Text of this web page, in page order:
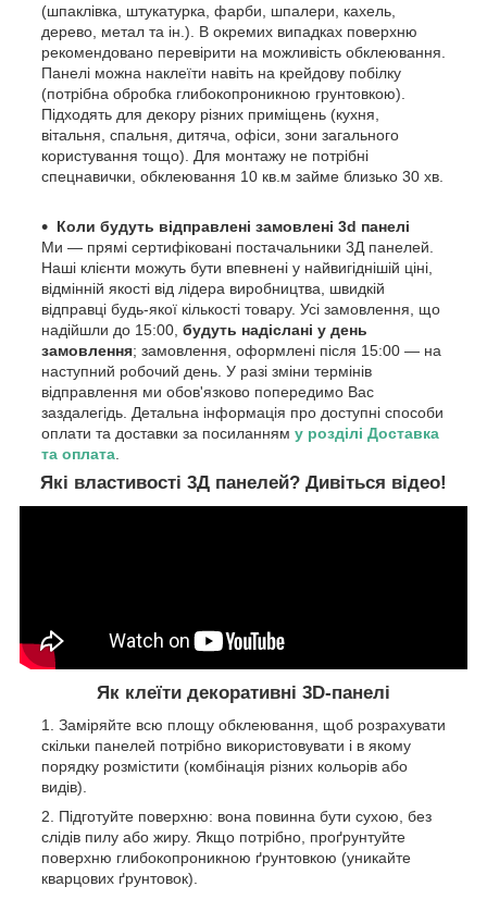
(шпаклівка, штукатурка, фарби, шпалери, кахель,
дерево, метал та ін.). В окремих випадках поверхню
рекомендовано перевірити на можливість обклеювання.
Панелі можна наклеїти навіть на крейдову побілку
(потрібна обробка глибокопроникною грунтовкою).
Підходять для декору різних приміщень (кухня,
вітальня, спальня, дитяча, офіси, зони загального
користування тощо). Для монтажу не потрібні
спецнавички, обклеювання 10 кв.м займе близько 30 хв.
Коли будуть відправлені замовлені 3d панелі
Ми — прямі сертифіковані постачальники 3Д панелей.
Наші клієнти можуть бути впевнені у найвигіднішій ціні,
відмінній якості від лідера виробництва, швидкій
відправці будь-якої кількості товару. Усі замовлення, що
надійшли до 15:00, будуть надіслані у день
замовлення; замовлення, оформлені після 15:00 — на
наступний робочий день. У разі зміни термінів
відправлення ми обов'язково попередимо Вас
заздалегідь. Детальна інформація про доступні способи
оплати та доставки за посиланням у розділі Доставка
та оплата
Які властивості 3Д панелей? Дивіться відео!
Як клеїти декоративні 3D-панелі
Заміряйте всю площу обклеювання, щоб розрахувати
скільки панелей потрібно використовувати і в якому
порядку розмістити (комбінація різних кольорів або
видів).
Підготуйте поверхню: вона повинна бути сухою, без
слідів пилу або жиру. Якщо потрібно, проґрунтуйте
поверхню глибокопроникною ґрунтовкою (уникайте
кварцових ґрунтовок).